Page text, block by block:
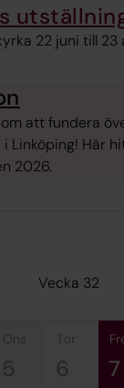
22 juni till 23
att fundera
Linköping! Här
2026.
Vecka 32
tor
6 7